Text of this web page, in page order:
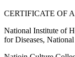
CERTIFICATE OF
National Institute of
for Diseases,